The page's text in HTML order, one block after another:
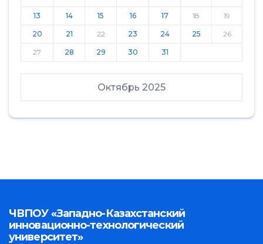
Октябрь 2025
13 14 15 16 17 18 19
20 21 22 23 24 25 26
27 28 29 30 31
ЧВПОУ «Западно-Казахстанский
инновационно-технологический
университет»